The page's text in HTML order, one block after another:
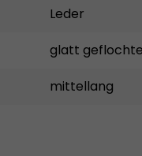
Leder
glatt
mittellang